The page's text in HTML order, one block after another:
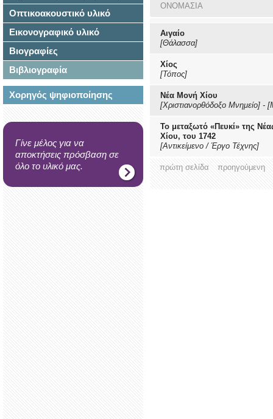
Οπτικοακουστικό υλικό
Εικονογραφικό υλικό
Βιογραφίες
Βιβλιογραφία
Χορηγός ψηφιοποίησης
Γίνε μέλος για να
αποκτήσεις πρόσβαση σε
όλο το υλικό μας.
ΟΝΟΜΑΣΙΑ
Αιγαίο
[Θάλασσα]
Χίος
[Τόπος]
Νέα Μονή Χίου
[Χριστιανορθόδοξο Μνημείο] -
Το μεταξωτό «Πευκί» της
Χίου, του 1742
[Αντικείμενο / Έργο Τέχνης]
πρώτη σελίδα προηγούμενη